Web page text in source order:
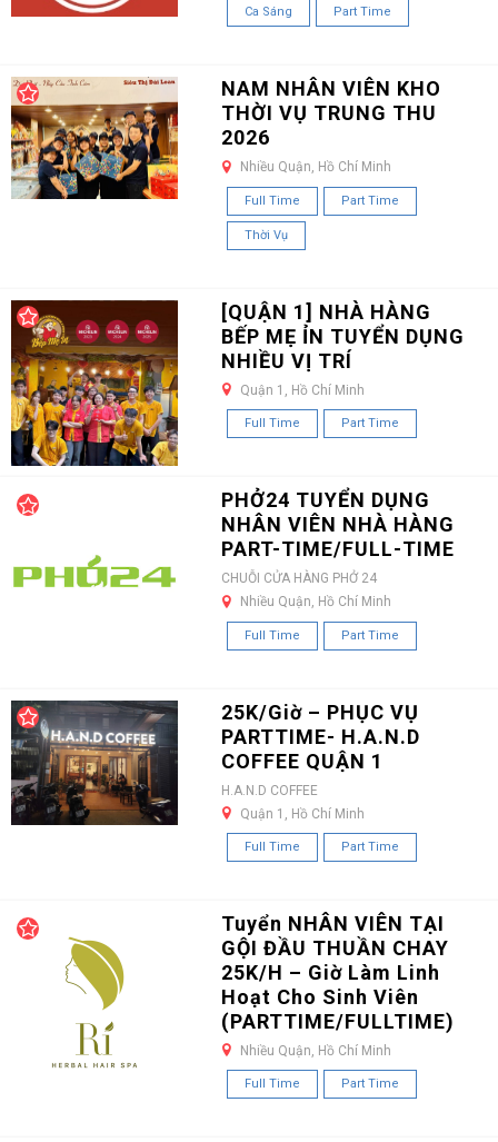
Ca Sáng Part Time
NAM NHÂN VIÊN KHO
THỜI VỤ TRUNG THU
2026
Nhiều Quận, Hồ Chí Minh
Full Time Part Time
Thời Vụ
[QUẬN 1] NHÀ HÀNG
BẾP MẸ ỈN TUYỂN DỤNG
NHIỀU VỊ TRÍ
Quận 1, Hồ Chí Minh
Full Time Part Time
PHỞ24 TUYỂN DỤNG
NHÂN VIÊN NHÀ HÀNG
PART-TIME/FULL-TIME
CHUỖI CỬA HÀNG PHỞ 24
Nhiều Quận, Hồ Chí Minh
Full Time Part Time
25K/Giờ – PHỤC VỤ
PARTTIME- H.A.N.D
COFFEE QUẬN 1
H.A.N.D COFFEE
Quận 1, Hồ Chí Minh
Full Time Part Time
Tuyển NHÂN VIÊN TẠI
GỘI ĐẦU THUẦN CHAY
25K/H – Giờ Làm Linh
Hoạt Cho Sinh Viên
(PARTTIME/FULLTIME)
Nhiều Quận, Hồ Chí Minh
Full Time Part Time